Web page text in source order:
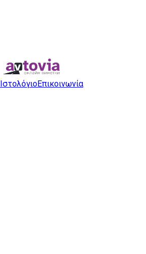
ΙστολόγιοΕπικοινωνία